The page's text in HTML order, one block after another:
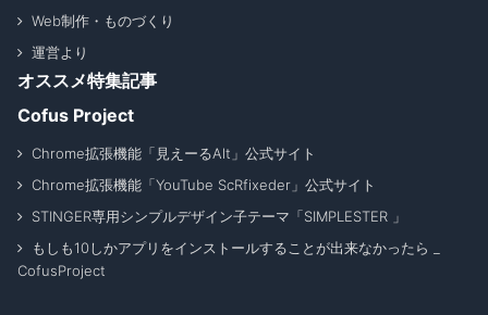
Web制作・ものづくり
運営より
オススメ特集記事
Cofus Project
Chrome拡張機能「見えーるAlt」公式サイト
Chrome拡張機能「YouTube ScRfixeder」公式サイト
STINGER専用シンプルデザイン子テーマ「SIMPLESTER 」
もしも10しかアプリをインストールすることが出来なかったら _
CofusProject